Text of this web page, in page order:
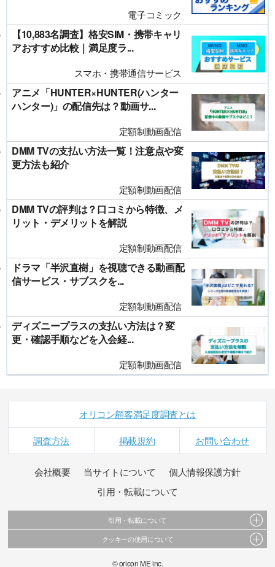
電子コミック
【10,883名調査】格安SIM・携帯キャリ
アおすすめ比較｜満足度ラ...
スマホ・携帯通信サービス
アニメ「HUNTER×HUNTER(ハンター
ハンター)」の配信先は？動画サ...
定額制動画配信
DMM TVの支払い方法一覧！注意点や変
更方法も紹介
定額制動画配信
DMM TVの評判は？口コミから特徴、メ
リット・デメリットを解説
定額制動画配信
ドラマ「半沢直樹」を視聴できる動画配
信サービス・サブスクを...
定額制動画配信
ディズニープラスの支払い方法は？変
更・確認手順などを入会経...
定額制動画配信
オリコン顧客満足度調査とは
調査方法 掲載規約 お問い合わせ
会社概要 当サイトについて
個人情報保護方針
引用・転載について
引用・転載について
当サイトで公開されている情報（文字、写真、イラスト、画像データ等）及びこれらの配
置・編集および構造などについての著作権は株式会社oricon MEに帰属しております。
これらの情報を権利者の許可なく無断転載・複製などの二次利用を行うことは固く禁じてお
クッキーの使用について
このサイトでは Cookie を使用して、ユーザーに合わせたコンテンツや広告の表示、ソーシャ
© oricon ME inc.